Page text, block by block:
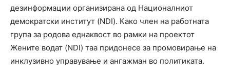
дезинформации организирана од Националниот
демократски институт (NDI). Како член на работната
група за родова еднаквост во рамки на проектот
Жените водат (NDI) таа придонесе за промовирање на
инклузивно управување и ангажман во политиката.